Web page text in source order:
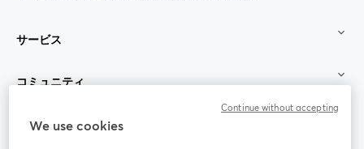
サービス
コミュニティ
StreamYard：
We use cookies
Continue without accepting